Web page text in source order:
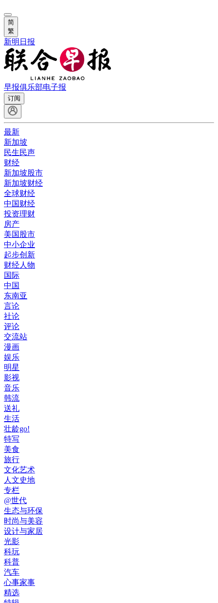
简
繁
新明日报
早报俱乐部电子报
订阅
最新
新加坡
民生民声
财经
新加坡股市
新加坡财经
全球财经
中国财经
投资理财
房产
美国股市
中小企业
起步创新
财经人物
国际
中国
东南亚
言论
社论
评论
交流站
漫画
娱乐
明星
影视
音乐
韩流
送礼
生活
壮龄go!
特写
美食
旅行
文化艺术
人文史地
专栏
@世代
生态与环保
时尚与美容
设计与家居
光影
科玩
科普
汽车
心事家事
精选